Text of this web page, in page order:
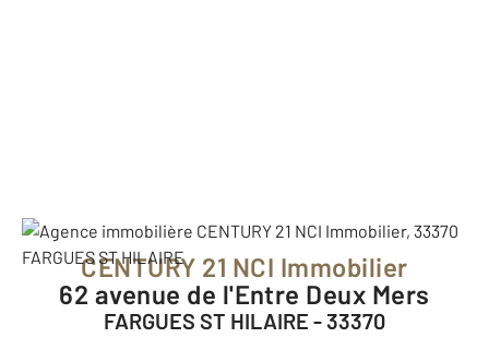
CENTURY 21 NCI Immobilier
62 avenue de l'Entre Deux Mers
FARGUES ST HILAIRE - 33370